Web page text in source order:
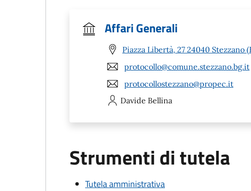
Affari Generali
Piazza Libertà, 27 24040 Stezzano
protocollo@comune.stezzano.bg.it
protocollostezzano@propec.it
Davide Bellina
Strumenti di tutela
Tutela amministrativa